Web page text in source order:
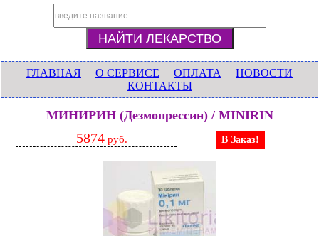
ГЛАВНАЯ О СЕРВИСЕ ОПЛАТА
НОВОСТИ
КОНТАКТЫ
МИНИРИН (Дезмопрессин) / MINIRIN
5874 руб. В Заказ!